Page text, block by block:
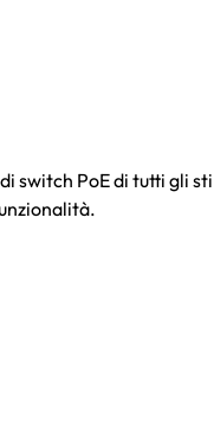
switch PoE di tutti gli